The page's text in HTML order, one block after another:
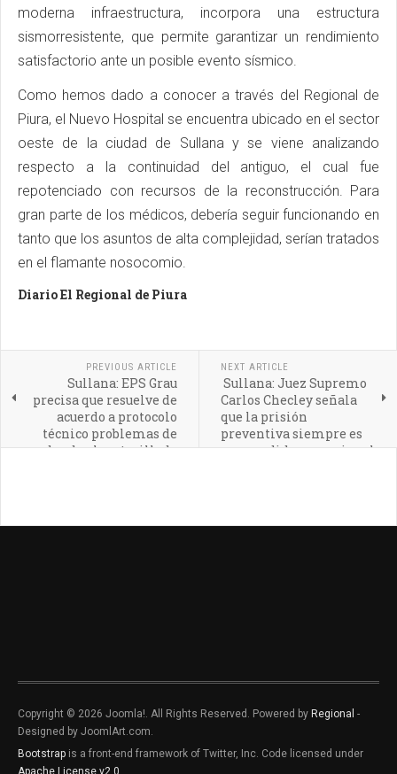
moderna infraestructura, incorpora una estructura
sismorresistente, que permite garantizar un rendimiento
satisfactorio ante un posible evento sísmico.
Como hemos dado a conocer a través del Regional de
Piura, el Nuevo Hospital se encuentra ubicado en el sector
oeste de la ciudad de Sullana y se viene analizando
respecto a la continuidad del antiguo, el cual fue
repotenciado con recursos de la reconstrucción. Para
gran parte de los médicos, debería seguir funcionando en
tanto que los asuntos de alta complejidad, serían tratados
en el flamante nosocomio.
Diario El Regional de Piura
PREVIOUS ARTICLE
Sullana: EPS Grau
precisa que resuelve de
acuerdo a protocolo
técnico problemas de
redes de alcantarillado
NEXT ARTICLE
Sullana: Juez Supremo
Carlos Checley señala
que la prisión
preventiva siempre es
una medida excepcional
Copyright © 2026 Joomla!. All Rights Reserved. Powered by Regional -
Designed by JoomlArt.com.
Bootstrap is a front-end framework of Twitter, Inc. Code licensed under
Apache License v2.0